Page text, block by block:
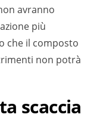
avranno
più
che il composto
non potrà
scaccia